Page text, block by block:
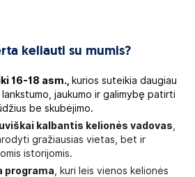
keliauti su mumis?
16-18 asm.,
kurios suteikia daugiau
jaukumo ir galimybę patirti
be skubėjimo.
kalbantis kelionės vadovas
gražiausias vietas, bet ir
istorijomis.
programa , kuri leis vienos kelionės